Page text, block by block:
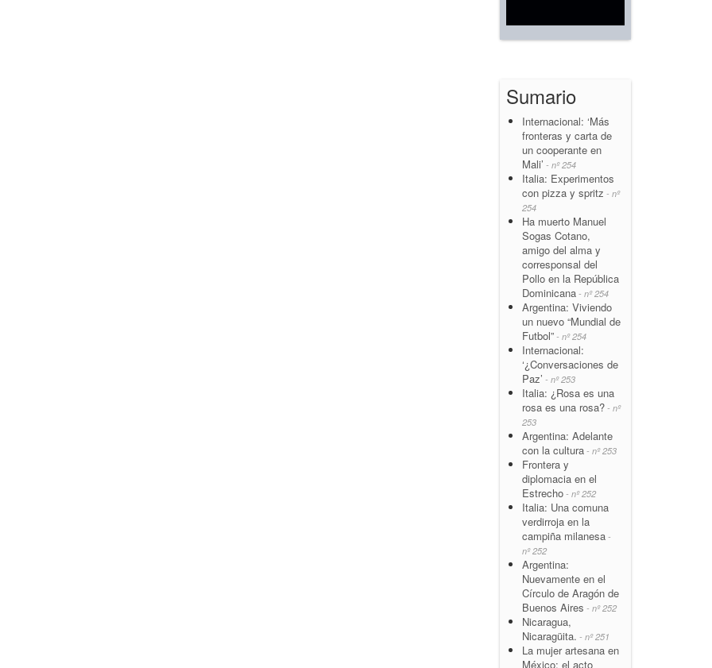
Sumario
Internacional: ‘Más
fronteras y carta de
un cooperante en
Mali’ - nº 254
Italia: Experimentos
con pizza y spritz - nº
254
Ha muerto Manuel
Sogas Cotano,
amigo del alma y
corresponsal del
Pollo en la República
Dominicana - nº 254
Argentina: Viviendo
un nuevo “Mundial de
Futbol” - nº 254
Internacional:
‘¿Conversaciones de
Paz’ - nº 253
Italia: ¿Rosa es una
rosa es una rosa? - nº
253
Argentina: Adelante
con la cultura - nº 253
Frontera y
diplomacia en el
Estrecho - nº 252
Italia: Una comuna
verdirroja en la
campiña milanesa -
nº 252
Argentina:
Nuevamente en el
Círculo de Aragón de
Buenos Aires - nº 252
Nicaragua,
Nicaragüita. - nº 251
La mujer artesana en
México: el acto